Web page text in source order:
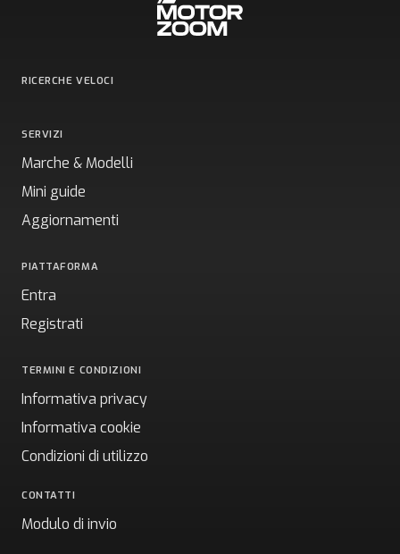
RICERCHE VELOCI
SERVIZI
Marche & Modelli
Mini guide
Aggiornamenti
PIATTAFORMA
Entra
Registrati
TERMINI E CONDIZIONI
Informativa privacy
Informativa cookie
Condizioni di utilizzo
CONTATTI
Modulo di invio